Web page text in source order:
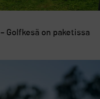
Golfkesä on paketissa